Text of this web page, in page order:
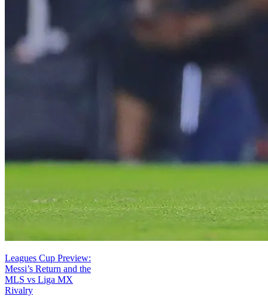
Leagues Cup Preview:
Messi’s Return and the
MLS vs Liga MX
Rivalry